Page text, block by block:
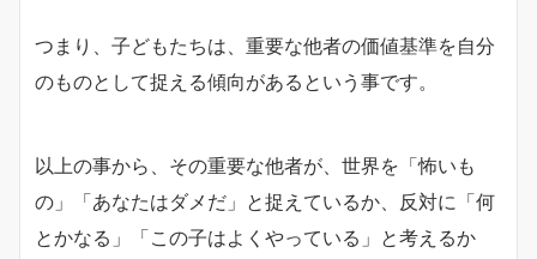
つまり、子どもたちは、重要な他者の価値基準を自分
のものとして捉える傾向があるという事です。
以上の事から、その重要な他者が、世界を「怖いも
の」「あなたはダメだ」と捉えているか、反対に「何
とかなる」「この子はよくやっている」と考えるか